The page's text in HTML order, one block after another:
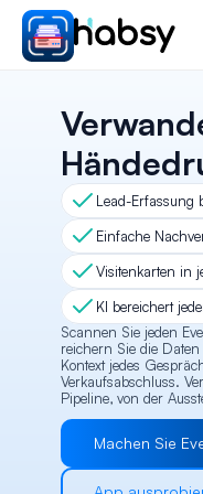
PRODUCT
Design
Content
Publish
Lead-Erfassung
Einfache
Visitenkarten in
KI bereichert
Scannen Sie jeden
reichern Sie die
Kontext jedes
Verkaufsabschluss.
Pipeline, von der
Machen Sie